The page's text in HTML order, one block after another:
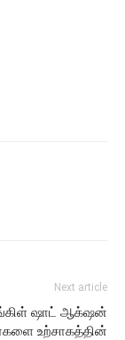
Next article
ஷாட் ஆக்‌ஷன்
உற்சாகத்தின்